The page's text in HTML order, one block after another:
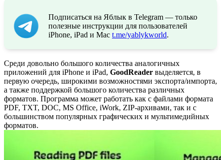
Подписаться на Яблык в Telegram — только
полезные инструкции для пользователей
iPhone, iPad и Mac t.me/yablykworld.
Среди довольно большого количества аналогичных
приложений для iPhone и iPad, GoodReader выделяется, в
первую очередь, широкими возможностями экспорта/импорта,
а также поддержкой большого количества различных
форматов. Программа может работать как с файлами формата
PDF, TXT, DOC, MS Office, iWork, ZIP-архивами, так и с
большинством популярных графических и мультимедийных
форматов.